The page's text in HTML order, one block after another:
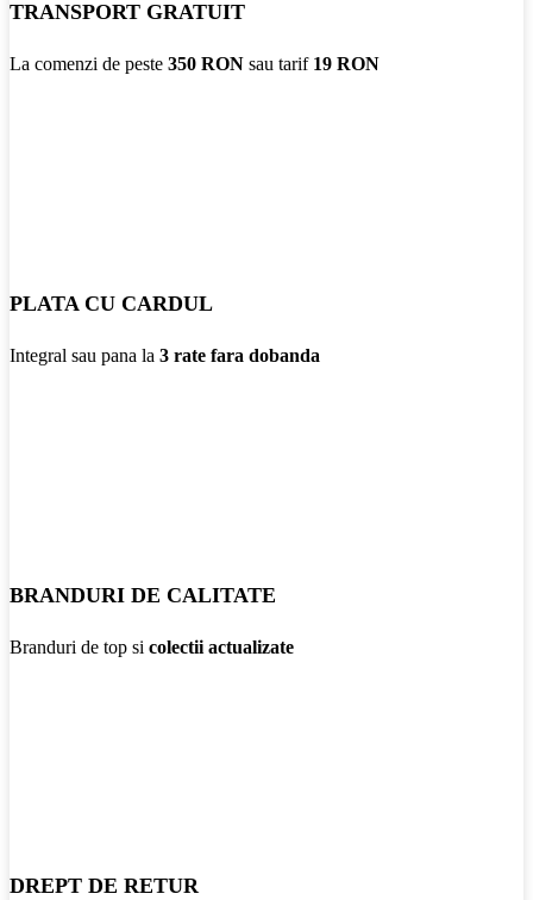
TRANSPORT GRATUIT
La comenzi de peste 350 RON sau tarif 19 RON
PLATA CU CARDUL
Integral sau pana la 3 rate fara dobanda
BRANDURI DE CALITATE
Branduri de top si colectii actualizate
DREPT DE RETUR